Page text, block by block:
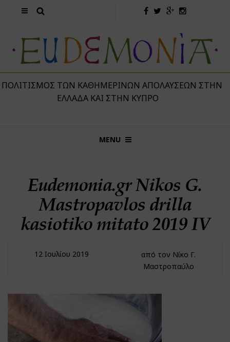
ΤΩΝ ΚΑΘΗΜΕΡΙΝΏΝ ΑΠΟΛΑΎΣΕΩΝ ΣΤΗΝ
ΕΛΛΆΔΑ ΚΑΙ ΣΤΗΝ ΚΎΠΡΟ
MENU
Eudemonia.gr Nikos G.
Mastropavlos drilla
kasiotiko mitato 2019 IV
12 Ιουλίου 2019
από τον Νίκο Γ.
Μαστροπαύλο